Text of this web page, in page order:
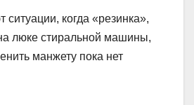
ситуации, когда «резинка»,
люке стиральной машины,
манжету пока нет